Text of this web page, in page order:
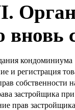
вновь
кондоминиума
и регистрация
собственности
застройщика
прав застройщика